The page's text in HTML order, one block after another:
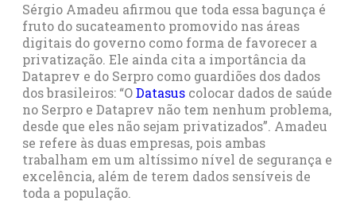
Sérgio Amadeu afirmou que toda essa bagunça é
fruto do sucateamento promovido nas áreas
digitais do governo como forma de favorecer a
privatização. Ele ainda cita a importância da
Dataprev e do Serpro como guardiões dos dados
dos brasileiros: “ODatasus colocar dados de saúde
no Serpro e Dataprev não tem nenhum problema,
desde que eles não sejam privatizados”. Amadeu
se refere às duas empresas, pois ambas
trabalham em um altíssimo nível de segurança e
excelência, além de terem dados sensíveis de
toda a população.